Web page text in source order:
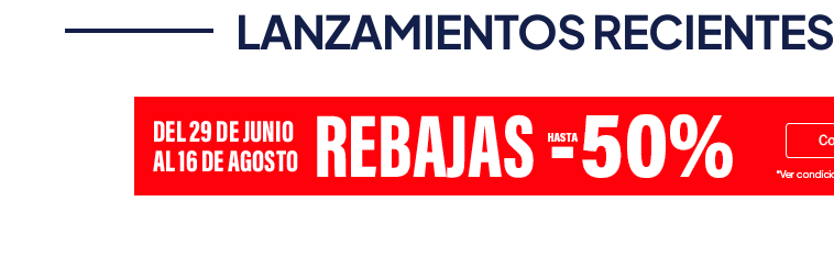
LANZAMIENTOS RECIENTES